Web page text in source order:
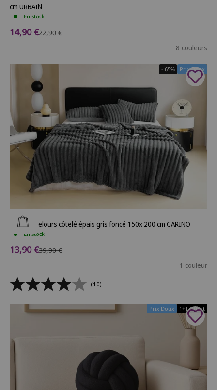
cm URBAIN
En stock
Prix de vente
14,90 €Prix normal
22,90 €
8 couleurs
Prix Doux
- 65%
Ajouter au panier
Plaid en velours côtelé épais gris foncé 150x 200 cm CARINO
En stock
Prix de vente
13,90 €Prix normal
39,90 €
1 couleur
(4.0)
1+1 Offert
Prix Doux